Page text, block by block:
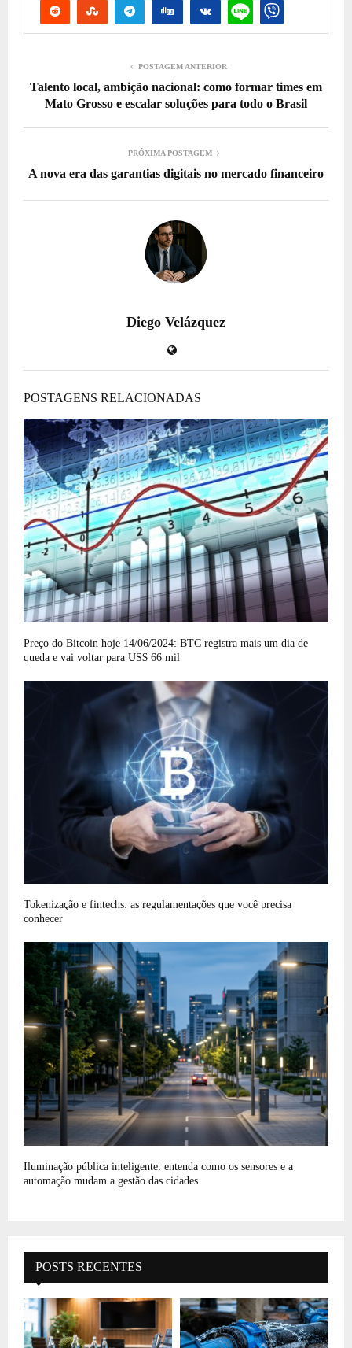
POSTAGEM ANTERIOR
Talento local, ambição nacional: como formar times em
Mato Grosso e escalar soluções para todo o Brasil
PRÓXIMA POSTAGEM
A nova era das garantias digitais no mercado financeiro
Diego Velázquez
POSTAGENS RELACIONADAS
Preço do Bitcoin hoje 14/06/2024: BTC registra mais um dia de
queda e vai voltar para US$ 66 mil
Tokenização e fintechs: as regulamentações que você precisa
conhecer
Iluminação pública inteligente: entenda como os sensores e a
automação mudam a gestão das cidades
POSTS RECENTES